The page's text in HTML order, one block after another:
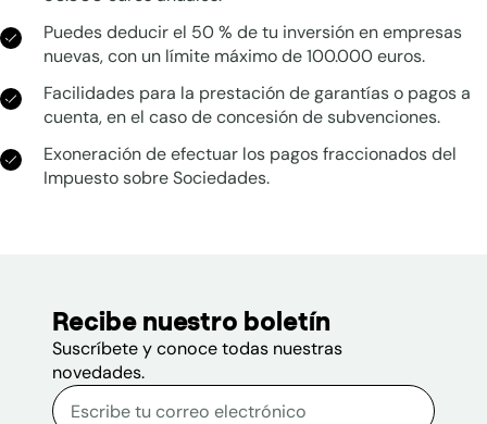
Puedes deducir el 50 % de tu inversión en empresas
nuevas, con un límite máximo de 100.000 euros.
Facilidades para la prestación de garantías o pagos a
cuenta, en el caso de concesión de subvenciones.
Exoneración de efectuar los pagos fraccionados del
Impuesto sobre Sociedades.
Recibe nuestro boletín
Suscríbete y conoce todas nuestras
novedades.
Sitio web
Escribe tu correo